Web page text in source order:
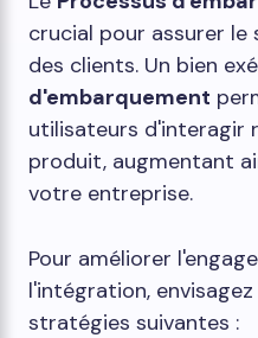
crucial pour assurer
des clients. Un bien
d'embarquement
utilisateurs d'interagir
produit, augmentant
votre entreprise.
Pour améliorer
l'intégration,
stratégies suivantes :